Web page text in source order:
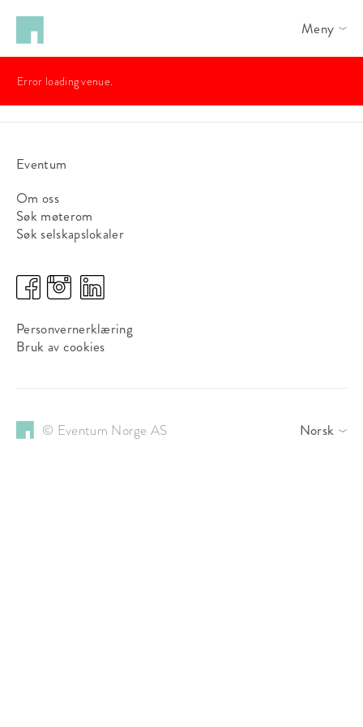
Meny
Error loading venue.
Eventum
Om oss
Søk møterom
Søk selskapslokaler
Personvernerklæring
Bruk av cookies
© Eventum Norge AS Norsk